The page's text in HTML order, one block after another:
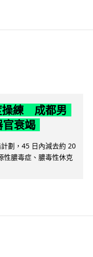
操練 成都男
衰竭
劃，45 日內減去約 20
性膿毒症、膿毒性休克